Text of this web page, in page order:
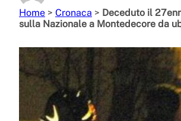
Home > Cronaca > Deceduto il
sulla Nazionale a Montedecore da